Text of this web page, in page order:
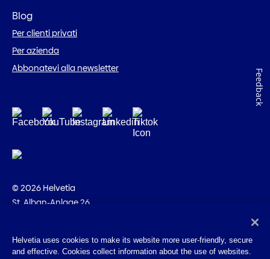
Blog
Per clienti privati
Per azienda
Abbonatevi alla newsletter
© 2026 Helvetia
St. Alban-Anlage 26
Impressum
Helvetia uses cookies to make its website more user-friendly, secure
and effective. Cookies collect information about the use of websites.
Feedback